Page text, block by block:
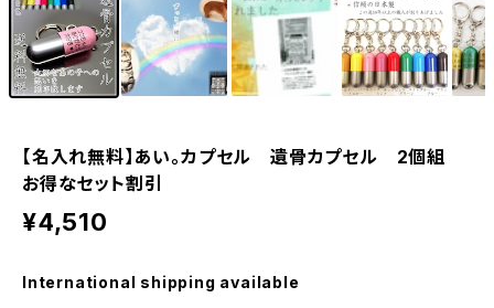
【名入れ無料】あい。カプセル 遺骨カプセル 2個組
お得なセット割引
¥4,510
International shipping available